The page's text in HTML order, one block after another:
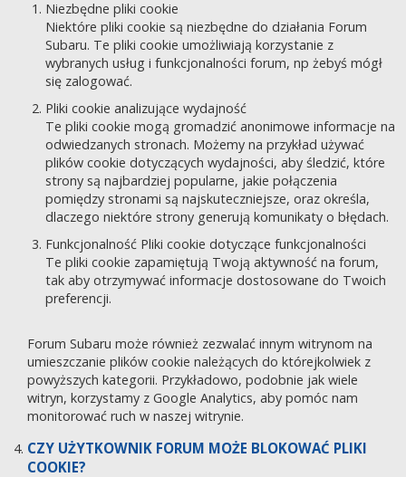
Niezbędne pliki cookie
Niektóre pliki cookie są niezbędne do działania Forum
Subaru. Te pliki cookie umożliwiają korzystanie z
wybranych usług i funkcjonalności forum, np żebyś mógł
się zalogować.
Pliki cookie analizujące wydajność
Te pliki cookie mogą gromadzić anonimowe informacje na
odwiedzanych stronach. Możemy na przykład używać
plików cookie dotyczących wydajności, aby śledzić, które
strony są najbardziej popularne, jakie połączenia
pomiędzy stronami są najskuteczniejsze, oraz określa,
dlaczego niektóre strony generują komunikaty o błędach.
Funkcjonalność Pliki cookie dotyczące funkcjonalności
Te pliki cookie zapamiętują Twoją aktywność na forum,
tak aby otrzymywać informacje dostosowane do Twoich
preferencji.
Forum Subaru może również zezwalać innym witrynom na
umieszczanie plików cookie należących do którejkolwiek z
powyższych kategorii. Przykładowo, podobnie jak wiele
witryn, korzystamy z Google Analytics, aby pomóc nam
monitorować ruch w naszej witrynie.
CZY UŻYTKOWNIK FORUM MOŻE BLOKOWAĆ PLIKI
COOKIE?